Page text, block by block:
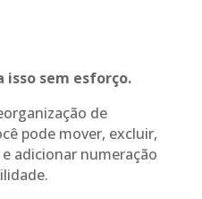
isso sem esforço.
de
pode mover, excluir,
adicionar numeração